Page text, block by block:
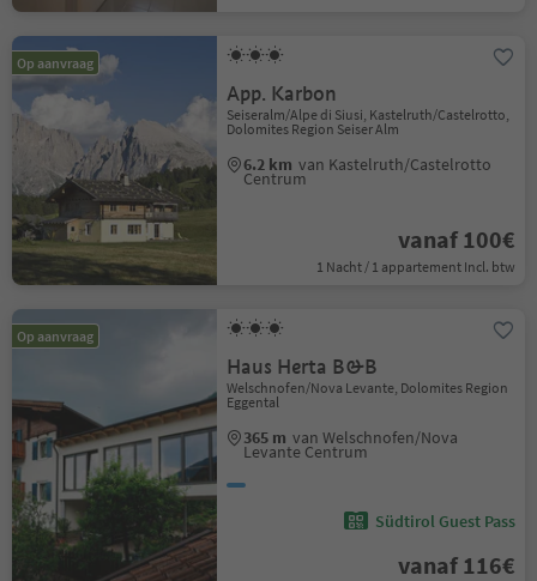
Op aanvraag
App. Karbon
Seiseralm/Alpe di Siusi, Kastelruth/Castelrotto,
Dolomites Region Seiser Alm
6.2 km van Kastelruth/Castelrotto
Centrum
vanaf 100€
1 Nacht / 1 appartement Incl. btw
Op aanvraag
Haus Herta B&B
Welschnofen/Nova Levante, Dolomites Region
Eggental
365 m van Welschnofen/Nova
Levante Centrum
Südtirol Guest Pass
vanaf 116€